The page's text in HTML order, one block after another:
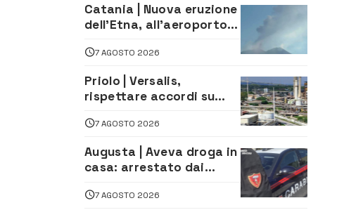
Catania | Nuova eruzione
dell’Etna, all’aeroporto
dirottati
7 AGOSTO 2026
Priolo | Versalis,
rispettare accordi su
lavoro. Il sindaco scrive
alla società
7 AGOSTO 2026
Augusta | Aveva droga in
casa: arrestato dai
7 AGOSTO 2026